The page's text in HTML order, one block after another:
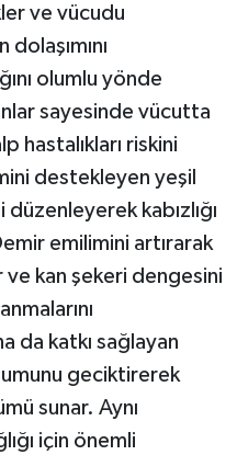
ve vücudu
dolaşımını
olumlu yönde
sayesinde vücutta
hastalıkları riskini
destekleyen yeşil
kabızlığı
emilimini artırarak
ve kan şekeri dengesini
da katkı sağlayan
geciktirerek
sunar. Aynı
için önemli